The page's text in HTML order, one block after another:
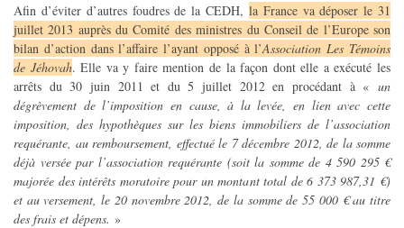
Afin d’éviter d’autres foudres de la CEDH, la France va déposer le 31
juillet 2013 auprès du Comité des ministres du Conseil de l’Europe son
bilan d’action dans l’affaire l’ayant opposé à l’Association Les Témoins
de Jéhovah. Elle va y faire mention de la façon dont elle a exécuté les
arrêts du 30 juin 2011 et du 5 juillet 2012 en procédant à « un
dégrèvement de l’imposition en cause, à la levée, en lien avec cette
imposition, des hypothèques sur les biens immobiliers de l’association
requérante, au remboursement, effectué le 7 décembre 2012, de la somme
déjà versée par l’association requérante (soit la somme de 4 590 295 €
majorée des intérêts moratoire pour un montant total de 6 373 987,31 €)
et au versement, le 20 novembre 2012, de la somme de 55 000 € au titre
des frais et dépens. »